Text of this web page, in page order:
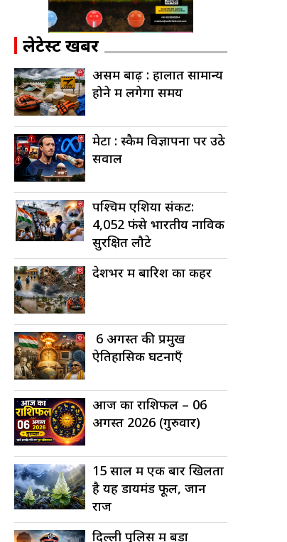
लेटेस्ट खबरें
असम बाढ़ : हालात सामान्य
होने में लगेगा समय
मेटा : स्कैम विज्ञापनों पर उठे
सवाल
पश्चिम एशिया संकट:
4,052 फंसे भारतीय नाविक
सुरक्षित लौटे
देशभर में बारिश का कहर
6 अगस्त की प्रमुख
ऐतिहासिक घटनाएँ
आज का राशिफल – 06
अगस्त 2026 (गुरुवार)
15 साल में एक बार खिलता
है यह डायमंड फूल, जानें
राज
दिल्ली पुलिस में बड़ा